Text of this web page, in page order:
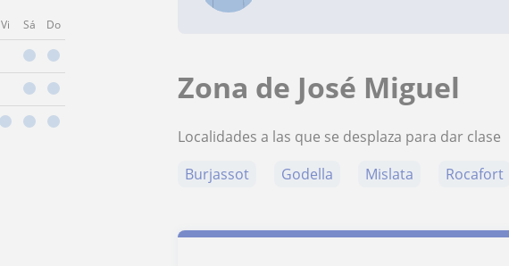
Vi Sá Do
Zona de José Miguel
Localidades a las que se desplaza para dar clase
Burjassot
Godella Mislata Rocafort